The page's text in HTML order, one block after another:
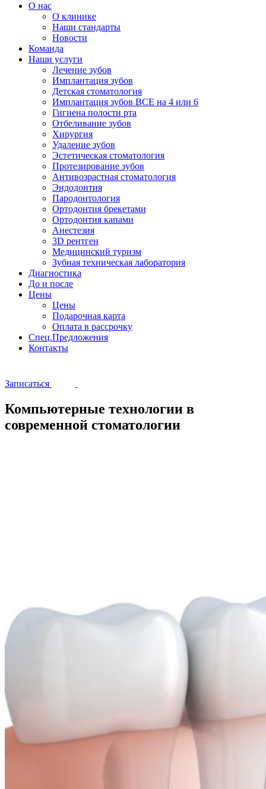
О нас
О клинике
Наши стандарты
Новости
Команда
Наши услуги
Лечение зубов
Имплантация зубов
Детская стоматология
Имплантация зубов ВСЕ на 4 или 6
Гигиена полости рта
Отбеливание зубов
Хирургия
Удаление зубов
Эстетическая стоматология
Протезирование зубов
Антивозрастная стоматология
Эндодонтия
Пародонтология
Ортодонтия брекетами
Ортодонтия капами
Анестезия
3D рентген
Медицинский туризм
Зубная техническая лаборатория
Диагностика
До и после
Цены
Цены
Подарочная карта
Оплата в рассрочку
Спец.Предложения
Контакты
Записаться
Компьютерные технологии в
современной стоматологии